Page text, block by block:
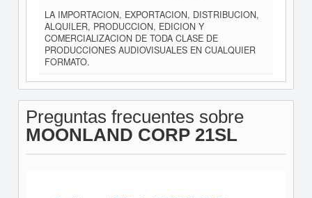
LA IMPORTACION, EXPORTACION, DISTRIBUCION,
ALQUILER, PRODUCCION, EDICION Y
COMERCIALIZACION DE TODA CLASE DE
PRODUCCIONES AUDIOVISUALES EN CUALQUIER
FORMATO.
Preguntas frecuentes sobre
MOONLAND CORP 21SL